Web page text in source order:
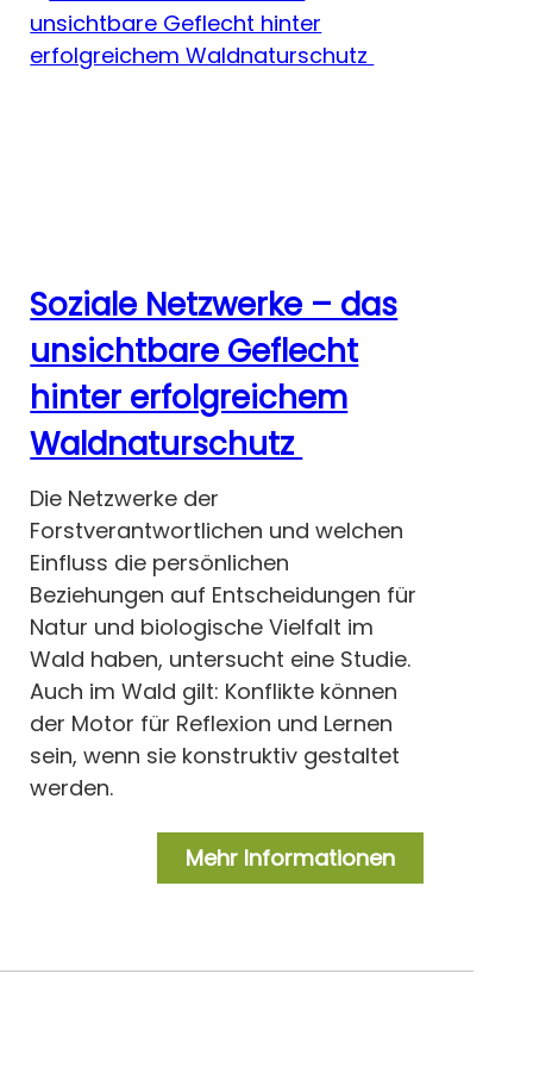
Soziale Netzwerke – das
unsichtbare Geflecht
hinter erfolgreichem
Waldnaturschutz
Die Netzwerke der
Forstverantwortlichen und welchen
Einfluss die persönlichen
Beziehungen auf Entscheidungen für
Natur und biologische Vielfalt im
Wald haben, untersucht eine Studie.
Auch im Wald gilt: Konflikte können
der Motor für Reflexion und Lernen
sein, wenn sie konstruktiv gestaltet
werden.
Mehr Informationen